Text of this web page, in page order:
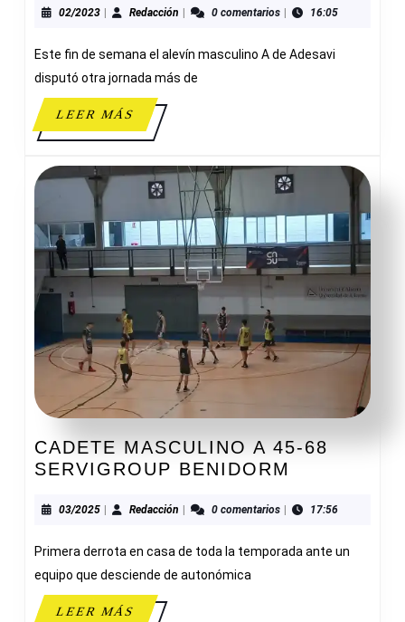
02/202302/2023Redacción Redacción0 comentarios 16:05
Este fin de semana el alevín masculino A de Adesavi
disputó otra jornada más de
LEER MÁSLEER
MÁS
CADETE MASCULINO A 45-68
SERVIGROUP BENIDORM
A
68
03/202503/2025Redacción Redacción0 comentarios 17:56
Primera derrota en casa de toda la temporada ante un
equipo que desciende de autonómica
LEER MÁSLEER